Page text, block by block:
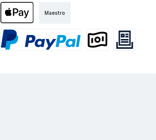
PostFinance Pay
Apple Pay
Maestro